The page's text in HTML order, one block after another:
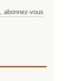
, abonnez-vous